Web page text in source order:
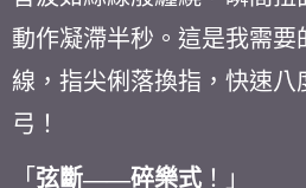
動作凝滯半秒。這是我需要
線，指尖俐落換指，快速八
弓！
「 弦斷——碎樂式 ！」